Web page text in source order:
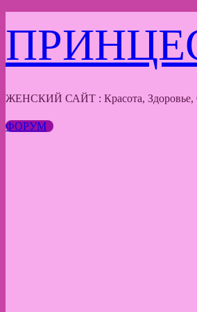
к
содержимому
ЖЕНСКИЙ САЙТ : Красота, Здоровье,
ФОРУМ